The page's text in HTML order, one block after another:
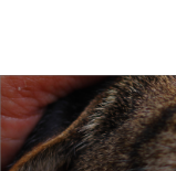
Menu
ホーム